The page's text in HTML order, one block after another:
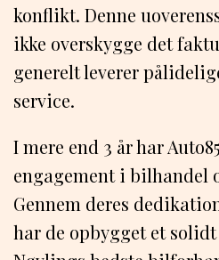
konflikt. Denne
ikke overskygge det
generelt leverer
service.
I mere end 3 år har
engagement i bilhandel
Gennem deres
har de opbygget et